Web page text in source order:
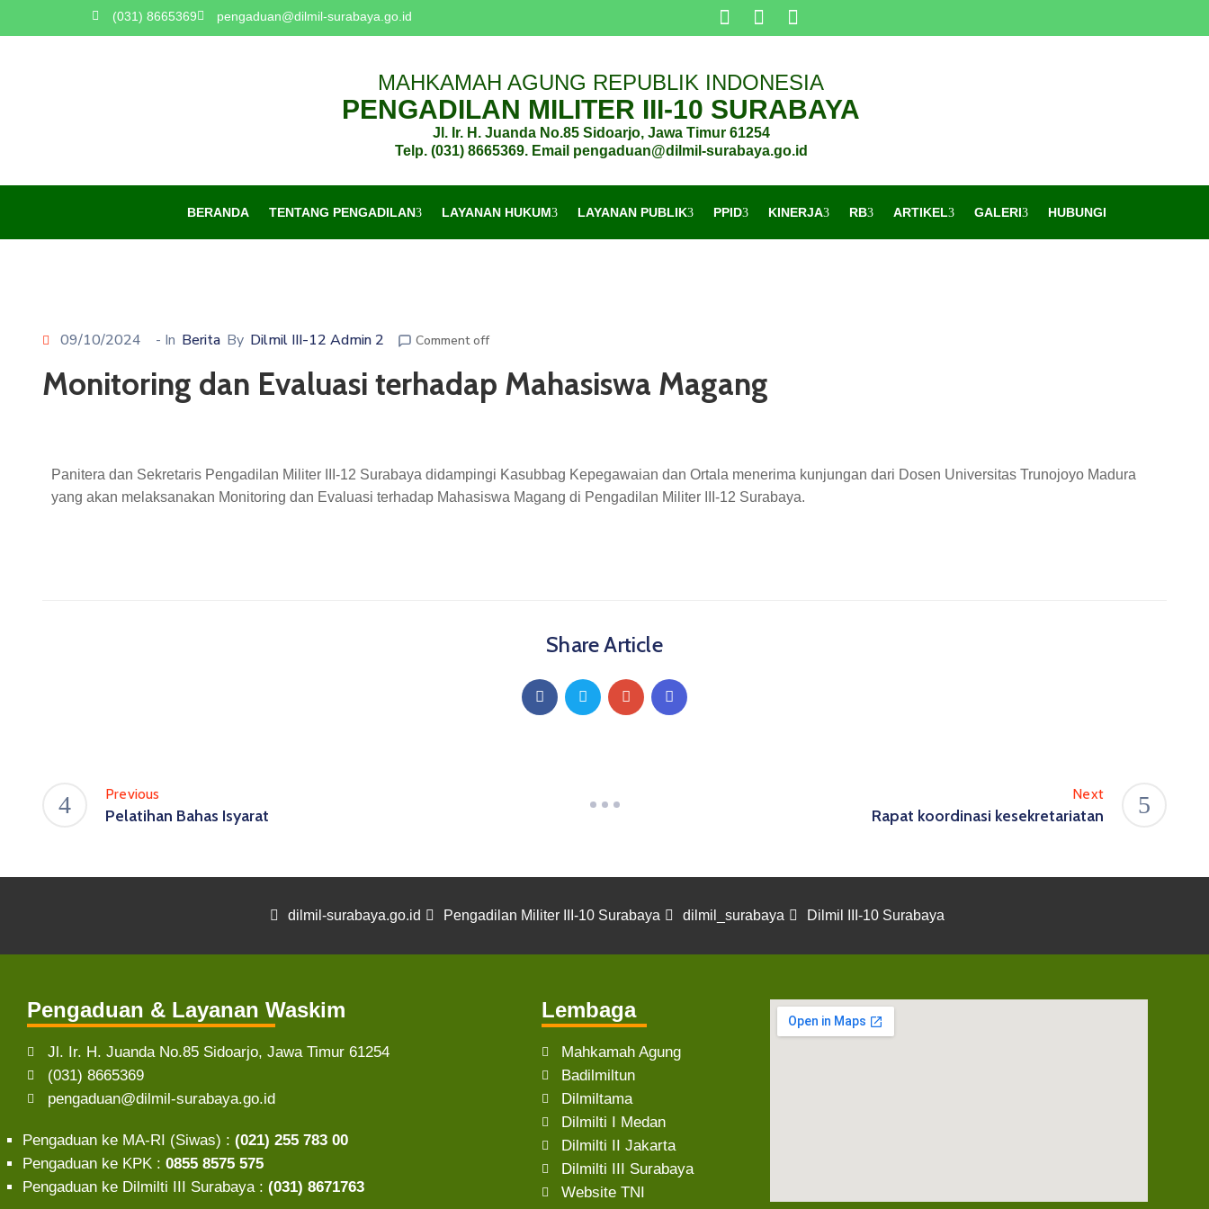
(031) 8665369 pengaduan@dilmil-surabaya.go.id
MAHKAMAH AGUNG REPUBLIK INDONESIA
PENGADILAN MILITER III-10 SURABAYA
Jl. Ir. H. Juanda No.85 Sidoarjo, Jawa Timur 61254
Telp. (031) 8665369. Email pengaduan@dilmil-surabaya.go.id
BERANDA TENTANG PENGADILAN LAYANAN HUKUM LAYANAN PUBLIK PPID KINERJA RB ARTIKEL GALERI HUBUNGI
09/10/2024 - In Berita By Dilmil III-12 Admin 2 Comment off
Monitoring dan Evaluasi terhadap Mahasiswa Magang
Panitera dan Sekretaris Pengadilan Militer III-12 Surabaya didampingi Kasubbag Kepegawaian dan Ortala menerima kunjungan dari Dosen Universitas Trunojoyo Madura
yang akan melaksanakan Monitoring dan Evaluasi terhadap Mahasiswa Magang di Pengadilan Militer III-12 Surabaya.
Share Article
Previous
Pelatihan Bahas Isyarat
Next
Rapat koordinasi kesekretariatan
dilmil-surabaya.go.id Pengadilan Militer III-10 Surabaya dilmil_surabaya Dilmil III-10 Surabaya
Pengaduan & Layanan Waskim
Jl. Ir. H. Juanda No.85 Sidoarjo, Jawa Timur 61254
(031) 8665369
pengaduan@dilmil-surabaya.go.id
Pengaduan ke MA-RI (Siwas) : (021) 255 783 00
Pengaduan ke KPK : 0855 8575 575
Pengaduan ke Dilmilti III Surabaya : (031) 8671763
Lembaga
Mahkamah Agung
Badilmiltun
Dilmiltama
Dilmilti I Medan
Dilmilti II Jakarta
Dilmilti III Surabaya
Website TNI